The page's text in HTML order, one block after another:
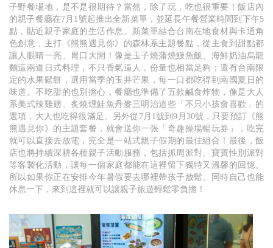
子野餐場地，是不是很期待？當然，除了玩，吃也很重要！飯店內
的親子餐廳在7月1號起推出全新菜單，並延長午餐營業時間到下午5
點，貼近親子家庭的生活作息。新菜單結合台南在地食材與卡通角
色創意，主打《熊熊遇見你》的森林系主題餐點，從主食到甜點都
讓人眼睛一亮、胃口大開！像是玉子燒蒲燒鰻魚飯、海鮮奶油烏龍
麵這兩道日式料理，不只香氣逼人，份量也相當足夠；還有台南限
定的水果鬆餅，選用當季的玉井芒果，每一口都吃得到南國夏日的
味道。不吃甜的也別擔心，餐廳也準備了五款鹹食炸物，像是大人
系美式辣雞翅、炙燒燻鮭魚丹麥三明治這些「不只小孩會喜歡」的
選項，大人也吃得很滿足。另外從7月1號到9月30號，只要預訂《熊
熊遇見你》的主題套餐，就會送你一張「奇趣操場暢玩券」，吃完
就可以直接去放電，完全是一站式親子假期的最佳組合！最後，飯
店也將持續深耕各種親子活動服務，包括抓周派對、寶寶性別派對
等客製化活動，讓每一個家庭都能在這裡留下獨特又溫馨的回憶。
所以如果你正在安排今年暑假要去哪裡帶孩子放鬆、同時自己也能
休息一下，來到這裡就可以讓親子旅遊輕鬆零負擔！